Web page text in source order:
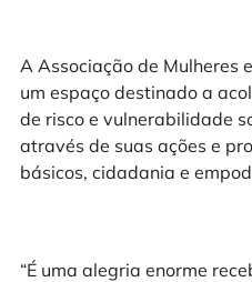
A Associação de Mulheres
um espaço destinado a
de risco e vulnerabilidade
através de suas ações e
básicos, cidadania e
“É uma alegria enorme